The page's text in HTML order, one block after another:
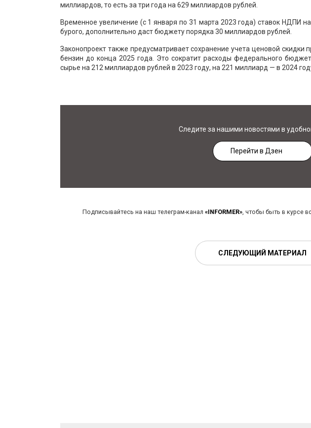
миллиардов, то есть за три года на 629 миллиардов рублей.
Временное увеличение (с 1 января по 31 марта 2023 года) ставок НДПИ
бурого, дополнительно даст бюджету порядка 30 миллиардов рублей.
Законопроект также предусматривает сохранение учета ценовой
бензин до конца 2025 года. Это сократит расходы федерального
сырье на 212 миллиардов рублей в 2023 году, на 221 миллиард — в 2024
Следите за нашими новостями в
Перейти в Дзен
Подписывайтесь на наш телеграм-канал «INFORMER», чтобы быть в курсе
СЛЕДУЮЩИЙ МАТЕРИАЛ